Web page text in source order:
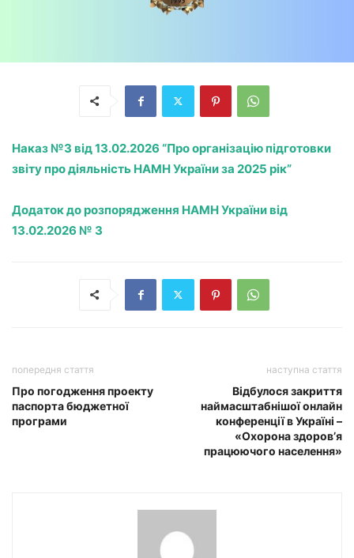
Наказ №3 від 13.02.2026 “Про організацію підготовки
звіту про діяльність НАМН України за 2025 рік”
Додаток до розпорядження НАМН України від
13.02.2026 № 3
попередня стаття
Про погодження проекту
паспорта бюджетної
програми
наступна стаття
Відбулося закриття
наймасштабнішої онлайн
конференції в Україні –
«Охорона здоров’я
працюючого населення»